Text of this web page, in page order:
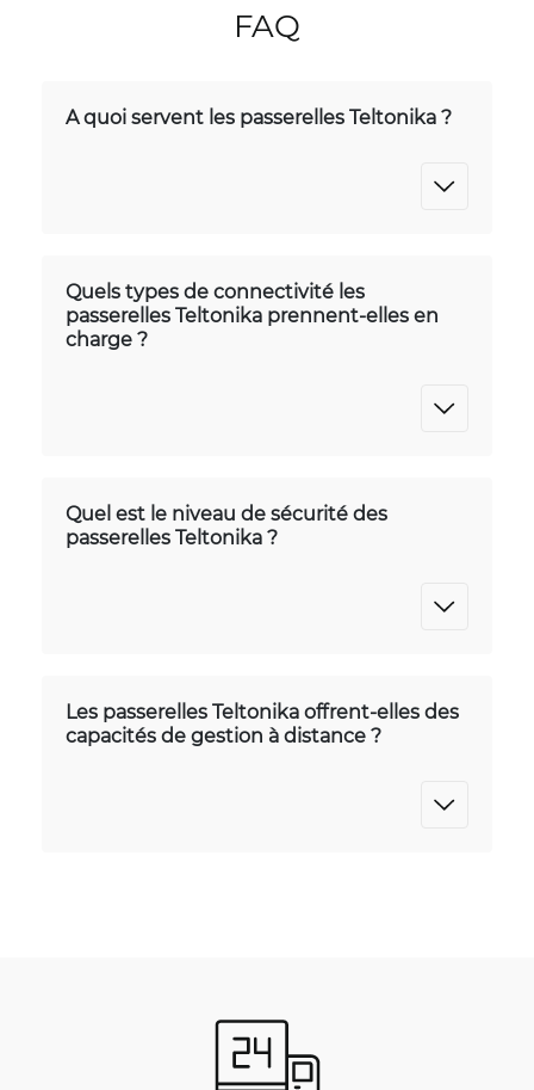
FAQ
A quoi servent les passerelles Teltonika ?
Quels types de connectivité les
passerelles Teltonika prennent-elles en
charge ?
Quel est le niveau de sécurité des
passerelles Teltonika ?
Les passerelles Teltonika offrent-elles des
capacités de gestion à distance ?